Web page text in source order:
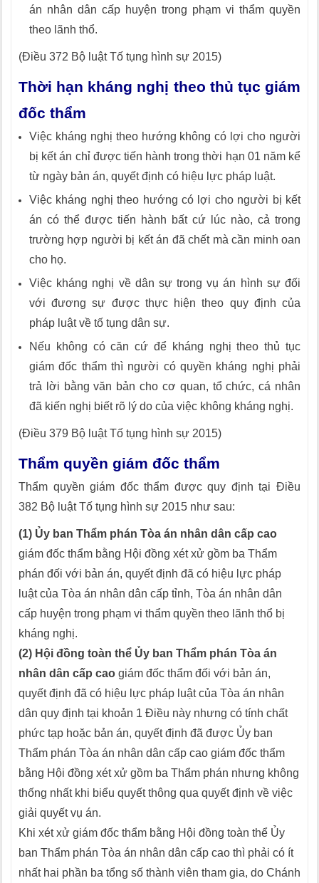
án nhân dân cấp huyện trong phạm vi thẩm quyền
theo lãnh thổ.
(Điều 372 Bộ luật Tố tụng hình sự 2015)
Thời hạn kháng nghị theo thủ tục giám
đốc thẩm
Việc kháng nghị theo hướng không có lợi cho người
bị kết án chỉ được tiến hành trong thời hạn 01 năm kể
từ ngày bản án, quyết định có hiệu lực pháp luật.
Việc kháng nghị theo hướng có lợi cho người bị kết
án có thể được tiến hành bất cứ lúc nào, cả trong
trường hợp người bị kết án đã chết mà cần minh oan
cho họ.
Việc kháng nghị về dân sự trong vụ án hình sự đối
với đương sự được thực hiện theo quy định của
pháp luật về tố tụng dân sự.
Nếu không có căn cứ để kháng nghị theo thủ tục
giám đốc thẩm thì người có quyền kháng nghị phải
trả lời bằng văn bản cho cơ quan, tổ chức, cá nhân
đã kiến nghị biết rõ lý do của việc không kháng nghị.
(Điều 379 Bộ luật Tố tụng hình sự 2015)
Thẩm quyền giám đốc thẩm
Thẩm quyền giám đốc thẩm được quy định tại Điều
382 Bộ luật Tố tụng hình sự 2015 như sau:
(1) Ủy ban Thẩm phán Tòa án nhân dân cấp cao
giám đốc thẩm bằng Hội đồng xét xử gồm ba Thẩm
phán đối với bản án, quyết định đã có hiệu lực pháp
luật của Tòa án nhân dân cấp tỉnh, Tòa án nhân dân
cấp huyện trong phạm vi thẩm quyền theo lãnh thổ bị
kháng nghị.
(2) Hội đồng toàn thể Ủy ban Thẩm phán Tòa án
nhân dân cấp cao giám đốc thẩm đối với bản án,
quyết định đã có hiệu lực pháp luật của Tòa án nhân
dân quy định tại khoản 1 Điều này nhưng có tính chất
phức tạp hoặc bản án, quyết định đã được Ủy ban
Thẩm phán Tòa án nhân dân cấp cao giám đốc thẩm
bằng Hội đồng xét xử gồm ba Thẩm phán nhưng không
thống nhất khi biểu quyết thông qua quyết định về việc
giải quyết vụ án.
Khi xét xử giám đốc thẩm bằng Hội đồng toàn thể Ủy
ban Thẩm phán Tòa án nhân dân cấp cao thì phải có ít
nhất hai phần ba tổng số thành viên tham gia, do Chánh